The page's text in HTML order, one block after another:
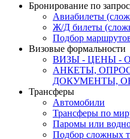
Бронирование по
Авиабилеты
Ж/Д билеты
Подбор
Визовые формальности
ВИЗЫ - ЦЕНЫ -
АНКЕТЫ,
ДОКУМЕНТЫ,
Трансферы
Автомобили
Трансферы по
Паромы или
Подбор сложных